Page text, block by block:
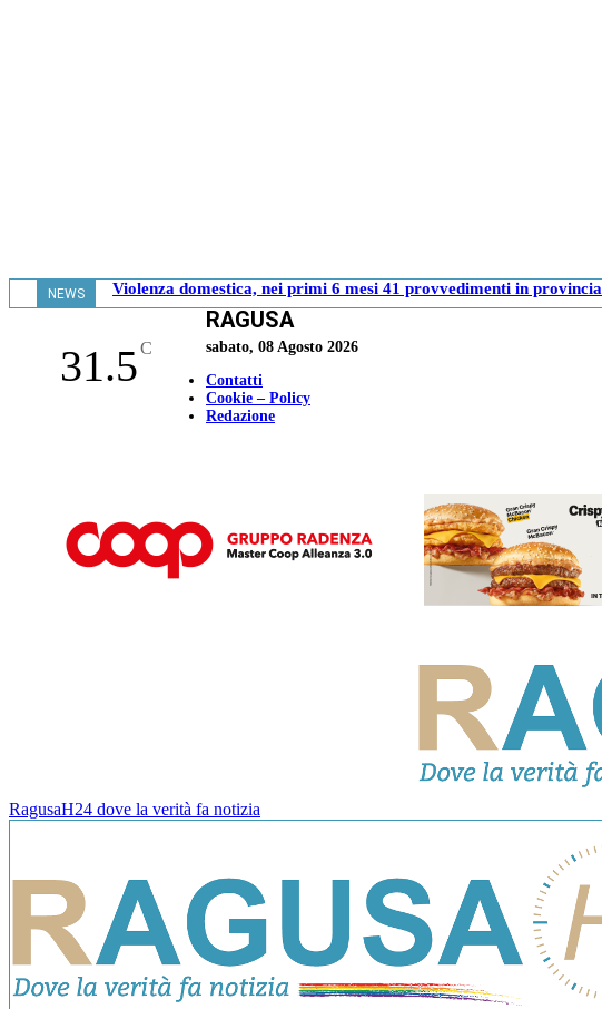
NEWS Violenza domestica, nei primi 6 mesi 41 provvedimenti in provincia
31.5C
RAGUSA
sabato, 08 Agosto 2026
Contatti
Cookie – Policy
Redazione
RagusaH24 dove la verità fa notizia